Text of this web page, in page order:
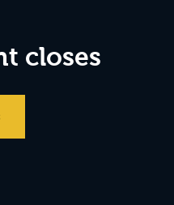
closes